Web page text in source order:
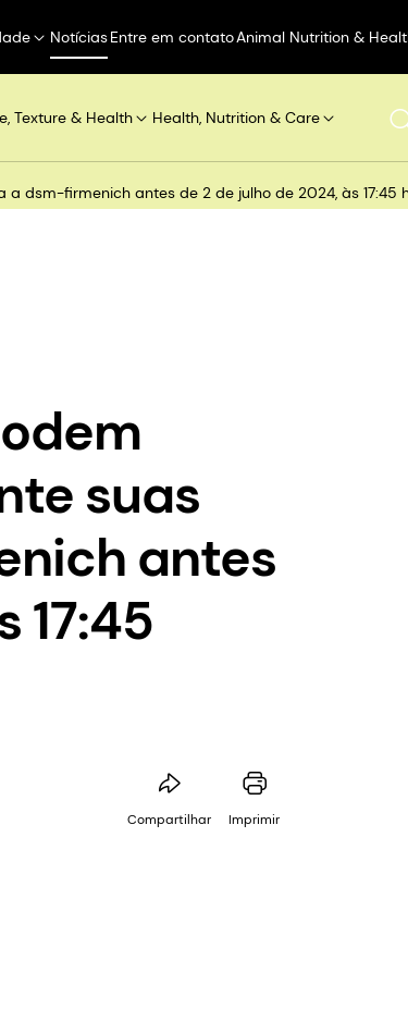
NotíciasEntre em contatoAnimal Nutrition &
Texture & Health Health, Nutrition & Care
dsm-firmenich antes de 2 de julho de 2024, às 17:45
suas
antes
17:45
Compartilhar Imprimir